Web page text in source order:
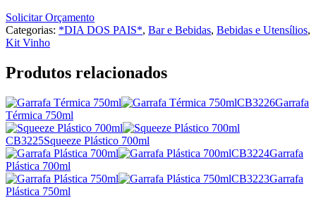
Solicitar Orçamento
Categorias: *DIA DOS PAIS*, Bar e Bebidas, Bebidas e Utensílios,
Kit Vinho
Produtos relacionados
CB3226Garrafa
Térmica 750ml
CB3225Squeeze Plástico 700ml
CB3224Garrafa
Plástica 700ml
CB3223Garrafa
Plástica 750ml